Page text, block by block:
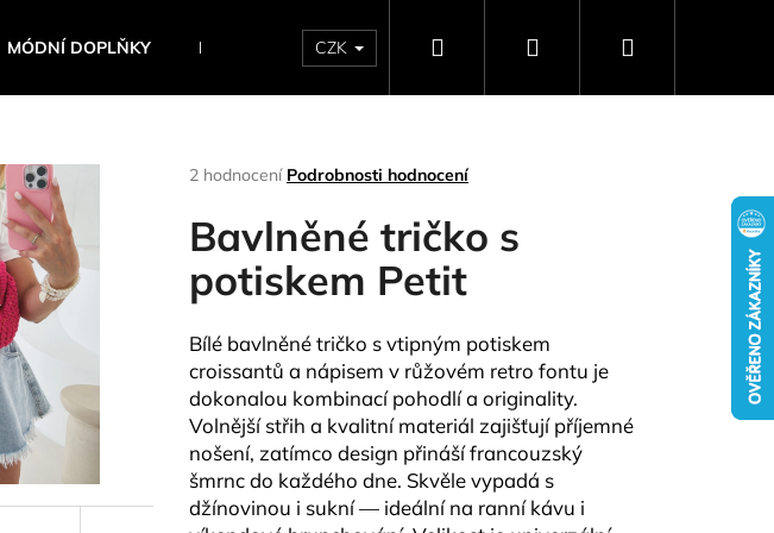
MÓDNÍ DOPLŇKY BESTSELLERY NAPIŠTE NÁM DÁRKOVÉ POUKAZY
CZK Hledat PřihlášeníNákupní
Průměrné
produktu
je
5
hvězdiček.
2 hodnocení Podrobnosti hodnocení
Bavlněné tričko s
potiskem Petit
Bílé bavlněné tričko s vtipným potiskem
croissantů a nápisem v růžovém retro fontu je
dokonalou kombinací pohodlí a originality.
Volnější střih a kvalitní materiál zajišťují příjemné
nošení, zatímco design přináší francouzský
šmrnc do každého dne. Skvěle vypadá s
džínovinou i sukní — ideální na ranní kávu i
HLEDAT
Následující